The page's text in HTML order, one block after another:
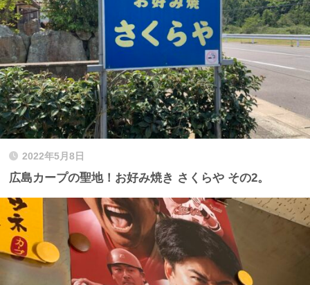
2022年5月8日
広島カープの聖地！お好み焼き さくらや その2。